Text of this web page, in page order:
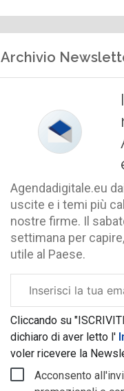
Archivio
Agendadigitale.eu
uscite e i temi più
nostre firme. Il
settimana per
utile al Paese.
aziendale
Cliccando su
dichiaro di aver letto l'
voler ricevere la
Acconsento